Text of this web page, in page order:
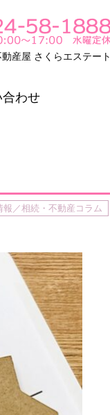
産屋 さくらエステート
わせ
報／相続・不動産コラム